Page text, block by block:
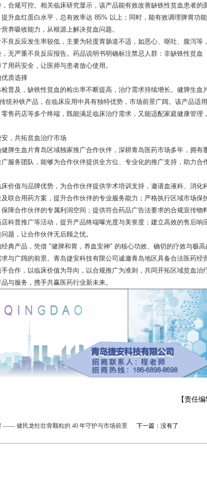
合规可控。相关临床研究显示，该产品能有效改善缺铁性贫血患者的
升血红蛋白水平，总有效率达 85% 以上；同时，能有效调理脾胃功
养吸收能力，从根源上解决贫血问题。
良反应发生率较低，主要为轻度胃肠道不适，如恶心、呕吐、腹泻等
无严重不良反应报告。药品说明书明确标注禁忌人群：非缺铁性贫血
用药安全，让医师与患者放心使用。
质选择
普及，缺铁性贫血的检出率不断提高，治疗需求持续增长。健脾生血
统补铁产品，在临床应用中具有独特优势，市场前景广阔。该产品适
售药店等多个终端，既能满足临床治疗需求，又能适配家庭健康管理
，共拓贫血治疗市场
脾生血片青岛区域独家推广合作伙伴，深耕青岛医药市场多年，拥有
服务团队，能够为合作伙伴提供全方位、专业化的推广支持，助力合
价值与品牌优势，为合作伙伴提供学术培训支持，邀请血液科、消化
联合用药方案，提升合作伙伴的专业服务能力；严格执行区域市场保
障合作伙伴的专属利润空间；提供符合药品广告法要求的合规宣传物
科普推广等活动，提升产品终端曝光度与美誉度；建立高效的售后响
题，让合作伙伴无后顾之忧。
典产品，凭借 "健脾和胃，养血安神" 的核心功效、确切的疗效与极
与广阔的前景。青岛捷安科技有限公司诚邀青岛地区具备合法医药经
合作，以临床价值为导向，以合规推广为准则，共同开拓区域贫血治
与服务，携手共赢医药行业新未来。
【责任
—— 健民龙牡壮骨颗粒的 40 年守护与市场前景 下一篇：没有了